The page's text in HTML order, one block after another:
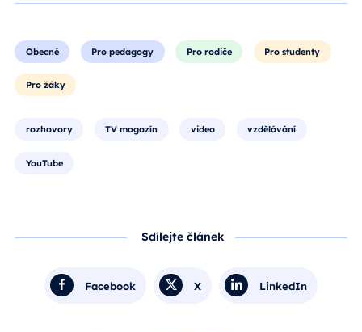
Obecné Pro pedagogy Pro rodiče Pro studenty
Pro žáky
rozhovory TV magazín video vzdělávání
YouTube
Sdílejte článek
Facebook X LinkedIn